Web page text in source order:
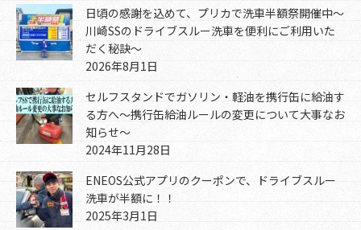
日頃の感謝を込めて、プリカで洗車半額祭開催中～
川崎SSのドライブスルー洗車を便利にご利用いた
だく秘訣～
2026年8月1日
セルフスタンドでガソリン・軽油を携行缶に給油す
る方へ～携行缶給油ルールの変更について大事なお
知らせ～
2024年11月28日
ENEOS公式アプリのクーポンで、ドライブスルー
洗車が半額に！！
2025年3月1日